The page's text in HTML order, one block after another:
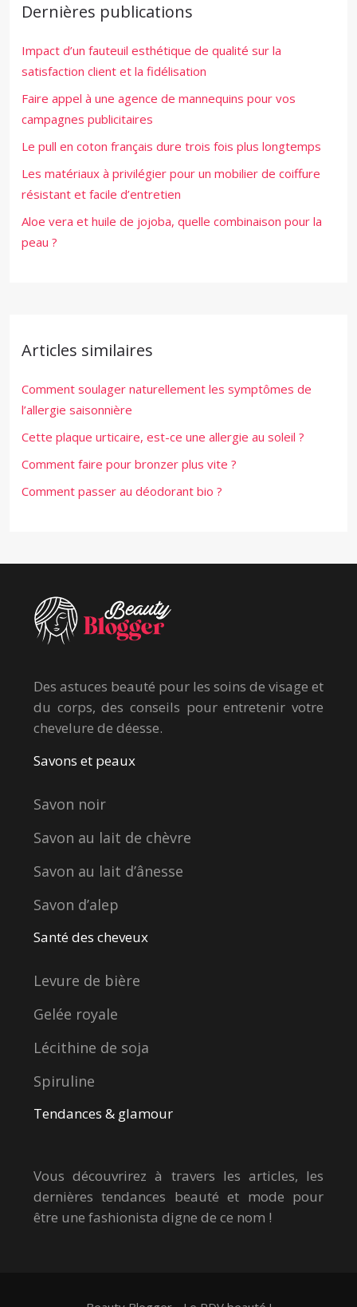
Dernières publications
Impact d’un fauteuil esthétique de qualité sur la
satisfaction client et la fidélisation
Faire appel à une agence de mannequins pour vos
campagnes publicitaires
Le pull en coton français dure trois fois plus longtemps
Les matériaux à privilégier pour un mobilier de coiffure
résistant et facile d’entretien
Aloe vera et huile de jojoba, quelle combinaison pour la
peau ?
Articles similaires
Comment soulager naturellement les symptômes de
l’allergie saisonnière
Cette plaque urticaire, est-ce une allergie au soleil ?
Comment faire pour bronzer plus vite ?
Comment passer au déodorant bio ?
Des astuces beauté pour les soins de visage et
du corps, des conseils pour entretenir votre
chevelure de déesse.
Savons et peaux
Savon noir
Savon au lait de chèvre
Savon au lait d’ânesse
Savon d’alep
Santé des cheveux
Levure de bière
Gelée royale
Lécithine de soja
Spiruline
Tendances & glamour
Vous découvrirez à travers les articles, les
dernières tendances beauté et mode pour
être une fashionista digne de ce nom !